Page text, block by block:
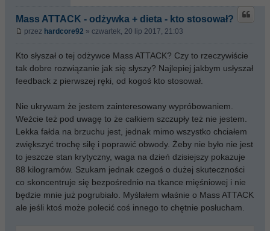
Mass ATTACK - odżywka + dieta - kto stosował?
przez hardcore92 » czwartek, 20 lip 2017, 21:03
Kto słyszał o tej odżywce Mass ATTACK? Czy to rzeczywiście
tak dobre rozwiązanie jak się słyszy? Najlepiej jakbym usłyszał
feedback z pierwszej ręki, od kogoś kto stosował.
Nie ukrywam że jestem zainteresowany wypróbowaniem.
Weźcie też pod uwagę to że całkiem szczupły też nie jestem.
Lekka fałda na brzuchu jest, jednak mimo wszystko chciałem
zwiększyć trochę siłę i poprawić obwody. Żeby nie było nie jest
to jeszcze stan krytyczny, waga na dzień dzisiejszy pokazuje
88 kilogramów. Szukam jednak czegoś o dużej skuteczności
co skoncentruje się bezpośrednio na tkance mięśniowej i nie
będzie mnie już pogrubiało. Myślałem właśnie o Mass ATTACK
ale jeśli ktoś może polecić coś innego to chętnie posłucham.